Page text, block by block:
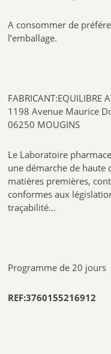
A consommer de
l’emballage.
FABRICANT:EQUILIBRE
1198 Avenue Maurice
06250 MOUGINS
Le Laboratoire
une démarche de haute
matières premières,
conformes aux
traçabilité…
Programme de 20 jours
REF:3760155216912